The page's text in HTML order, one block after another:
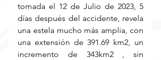
tomada el 12 de Julio de 2023, 5
días después del accidente, revela
una estela mucho más amplia, con
una extensión de 391.69 km2, un
incremento de 343km2 , sin